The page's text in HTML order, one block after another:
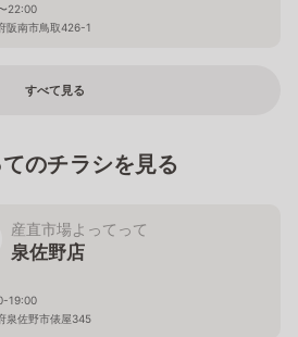
22:00
阪南市鳥取426-1
すべて見る
のチラシを見る
産直市場よってって
泉佐野店
19:00
泉佐野市俵屋345